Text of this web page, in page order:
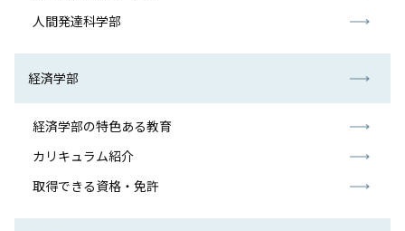
人間発達科学部
経済学部
経済学部の特色ある教育
カリキュラム紹介
取得できる資格・免許